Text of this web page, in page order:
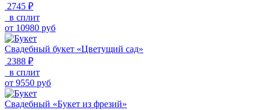
2745 ₽
в сплит
от 10980 руб
Свадебный букет «Цветущий сад»
2388 ₽
в сплит
от 9550 руб
Свадебный «Букет из фрезий»